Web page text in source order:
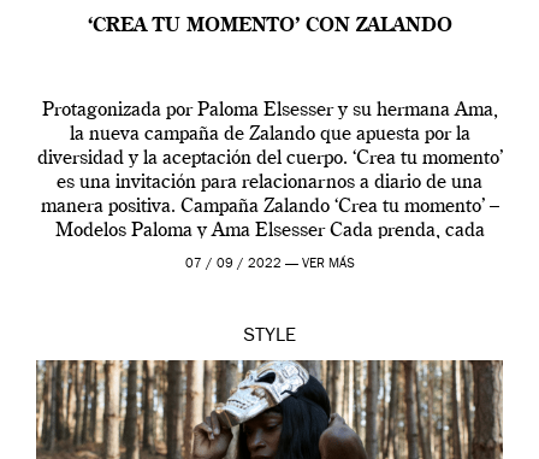
‘CREA TU MOMENTO’ CON ZALANDO
Protagonizada por Paloma Elsesser y su hermana Ama,
la nueva campaña de Zalando que apuesta por la
diversidad y la aceptación del cuerpo. ‘Crea tu momento’
es una invitación para relacionarnos a diario de una
manera positiva. Campaña Zalando ‘Crea tu momento’ –
Modelos Paloma y Ama Elsesser Cada prenda, cada
outfit, cada momento, caracteriza […]
07 / 09 / 2022 — VER MÁS
STYLE